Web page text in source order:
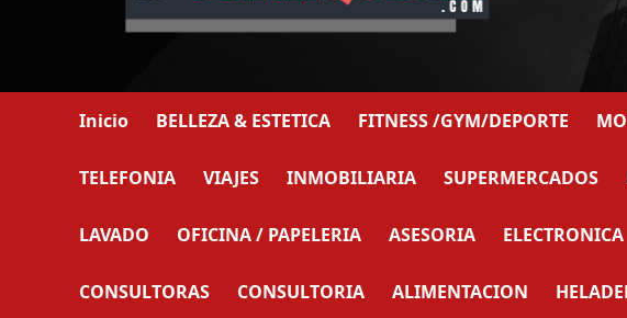
Inicio BELLEZA & ESTETICA FITNESS /GYM/DEPORTE
TELEFONIA VIAJES INMOBILIARIA SUPERMERCADOS
LAVADO OFICINA / PAPELERIA ASESORIA ELECTRONICA
CONSULTORAS CONSULTORIA ALIMENTACION